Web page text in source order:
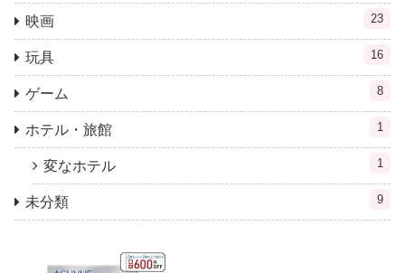
映画 23
玩具 16
ゲーム 8
ホテル・旅館 1
変なホテル 1
未分類 9